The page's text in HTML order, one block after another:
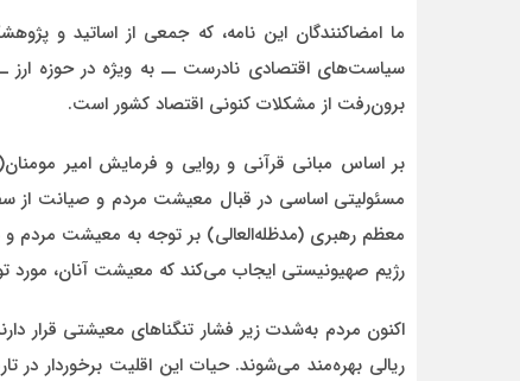
ما امضاکنندگان این نامه، که جمعی از اساتید و
سیاست‌های اقتصادی نادرست ــ به ویژه در حوزه ارز
برون‌رفت از مشکلات کنونی اقتصاد کشور است.
بر اساس مبانی قرآنی و روایی و فرمایش امیر
مسئولیتی اساسی در قبال معیشت مردم و صیانت از
رژیم صهیونیستی ایجاب می‌کند که معیشت آنان، مورد
اکنون مردم به‌شدت زیر فشار تنگناهای معیشتی قرار
ریالی بهره‌مند می‌شوند. حیات این اقلیت برخوردار در